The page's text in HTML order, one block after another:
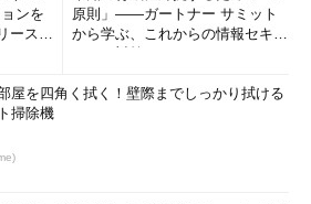
ンを
ースを
原則」――ガートナー サミット
から学ぶ、これからの情報セキュ
屋を四角く拭く！壁際までしっかり拭ける
掃除機